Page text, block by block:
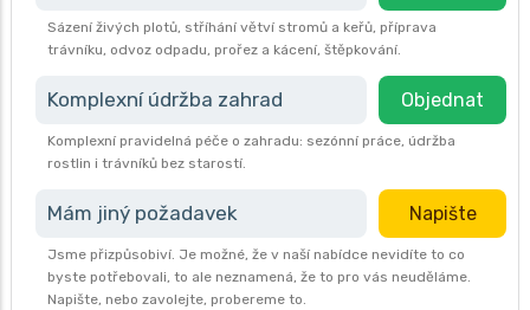
Sázení živých plotů, stříhání větví stromů a keřů, příprava
trávníku, odvoz odpadu, prořez a kácení, štěpkování.
Komplexní údržba zahrad Objednat
Komplexní pravidelná péče o zahradu: sezónní práce, údržba
rostlin i trávníků bez starostí.
Mám jiný požadavek Napište
Jsme přizpůsobiví. Je možné, že v naší nabídce nevidíte to co
byste potřebovali, to ale neznamená, že to pro vás neuděláme.
Napište, nebo zavolejte, probereme to.